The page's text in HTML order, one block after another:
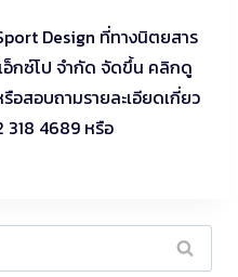
Design ที่ทางนิตยสาร
อ็กซ์โป จำกัด จัดขึ้น คลิกดู
อสอบถามรายละเอียดเกี่ยว
318 4689 หรือ